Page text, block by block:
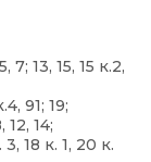
13, 15, 15 к.2,
91; 19;
14;
18 к. 1, 20 к.